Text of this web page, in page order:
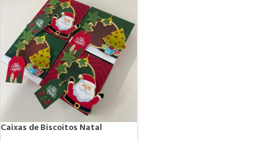
Caixas de Biscoitos Natal